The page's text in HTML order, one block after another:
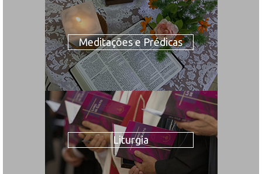
Meditações e Prédicas
Liturgia